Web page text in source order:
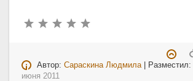
Автор:Сараскина Людмила| Разместил:
июня 2011